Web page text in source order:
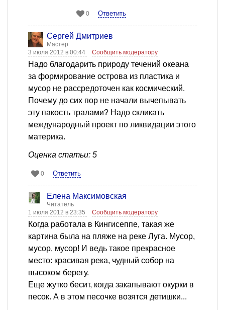
0 Ответить
Сергей Дмитриев
Мастер
3 июля 2012 в 00:44
Сообщить модератору
Надо благодарить природу течений океана
за формирование острова из пластика и
мусор не рассредоточен как космический.
Почему до сих пор не начали вычепывать
эту пакость тралами? Надо скликать
международный проект по ликвидации этого
материка.
Оценка статьи: 5
0 Ответить
Елена Максимовская
Читатель
1 июля 2012 в 23:35
Сообщить модератору
Когда работала в Кингисеппе, такая же
картина была на пляже на реке Луга. Мусор,
мусор, мусор! И ведь такое прекрасное
место: красивая река, чудный собор на
высоком берегу.
Еще жутко бесит, когда закапывают окурки в
песок. А в этом песочке возятся детишки...